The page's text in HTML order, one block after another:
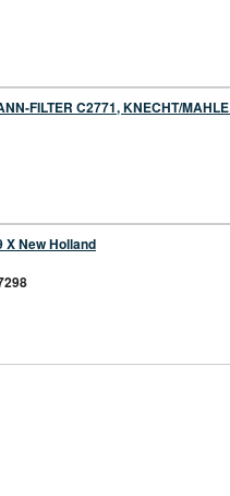
FILTER C2771, KNECHT/
New Holland